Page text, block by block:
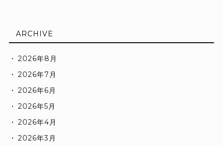
ARCHIVE
2026年8月
2026年7月
2026年6月
2026年5月
2026年4月
2026年3月